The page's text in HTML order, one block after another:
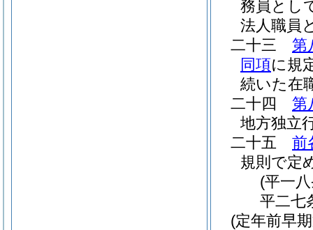
務員とし
法人職員
二十三
第
同項に規
続いた在
二十四
第
地方独立
二十五
前
規則で定
(平一
平二七
(定年前早